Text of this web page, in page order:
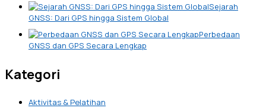
Sejarah
GNSS: Dari GPS hingga Sistem Global
Perbedaan
GNSS dan GPS Secara Lengkap
Kategori
Aktivitas & Pelatihan